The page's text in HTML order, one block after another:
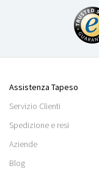
Assistenza Tapeso
Servizio Clienti
Spedizione e resi
Aziende
Blog